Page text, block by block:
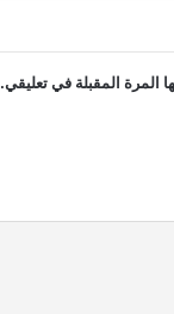
المرة المقبلة في تعليقي.